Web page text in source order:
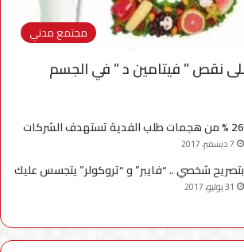
مجتمع مدني
26 % من هجمات طلب الفدية تستهدف الشركات
7 ديسمبر، 2017
بتصريح شخصي .. “فايبر” و “تروكولر” يتجسس عليك
31 يوليو، 2017